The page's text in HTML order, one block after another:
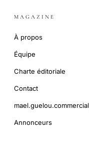
MAGAZINE
À propos
Équipe
Charte éditoriale
Contact
Annonceurs